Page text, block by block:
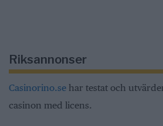
Riksannonser
Casinorino.se har testat och
casinon med licens.